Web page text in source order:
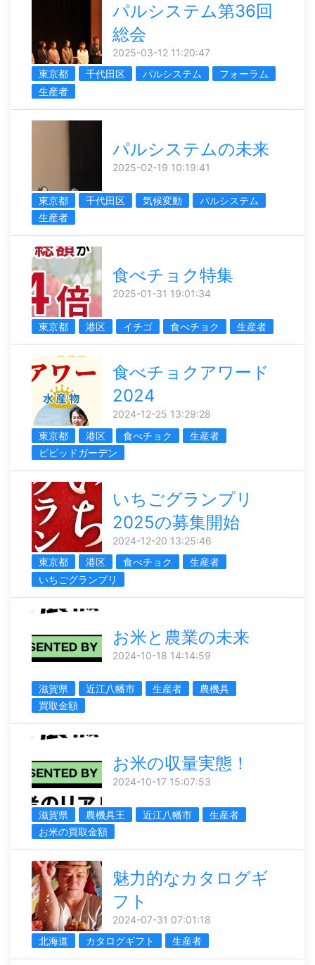
パルシステム第36回
総会
2025-03-12 11:20:47
東京都
千代田区 パルシステム
フォーラム
生産者
パルシステムの未来
2025-02-19 10:19:41
東京都 千代田区 気候変動
パルシステム
生産者
食べチョク特集
2025-01-31 19:01:34
東京都 港区 イチゴ 食べチョク 生産者
食べチョクアワード
2024
2024-12-25 13:29:28
東京都
港区 食べチョク
生産者
ビビッドガーデン
いちごグランプリ
2025の募集開始
2024-12-20 13:25:46
東京都
港区 食べチョク
生産者
いちごグランプリ
お米と農業の未来
2024-10-18 14:14:59
滋賀県 近江八幡市 生産者
農機具
買取金額
お米の収量実態！
2024-10-17 15:07:53
滋賀県 農機具王 近江八幡市
生産者
お米の買取金額
魅力的なカタログギ
フト
2024-07-31 07:01:18
北海道
カタログギフト 生産者